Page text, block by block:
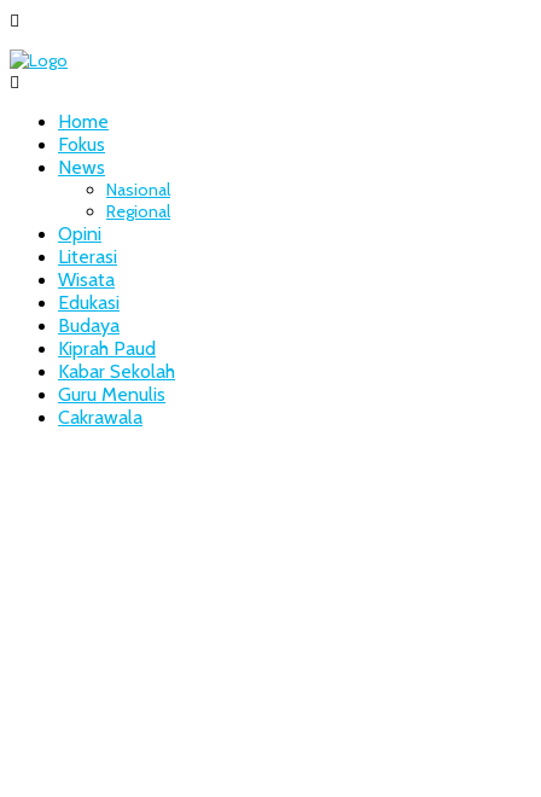
Home
Fokus
News
Nasional
Regional
Opini
Literasi
Wisata
Edukasi
Budaya
Kiprah Paud
Kabar Sekolah
Guru Menulis
Cakrawala